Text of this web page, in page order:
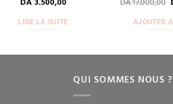
LIRE LA SUITE AJOUTER
QUI SOMMES NOUS ?